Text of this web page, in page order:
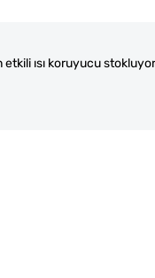
etkili ısı koruyucu